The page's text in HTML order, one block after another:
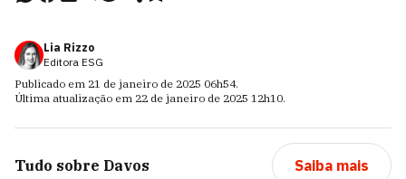
Lia Rizzo
Editora ESG
Publicado em 21 de janeiro de 2025 06h54.
Última atualização em 22 de janeiro de 2025 12h10.
Tudo sobre Davos Saiba mais